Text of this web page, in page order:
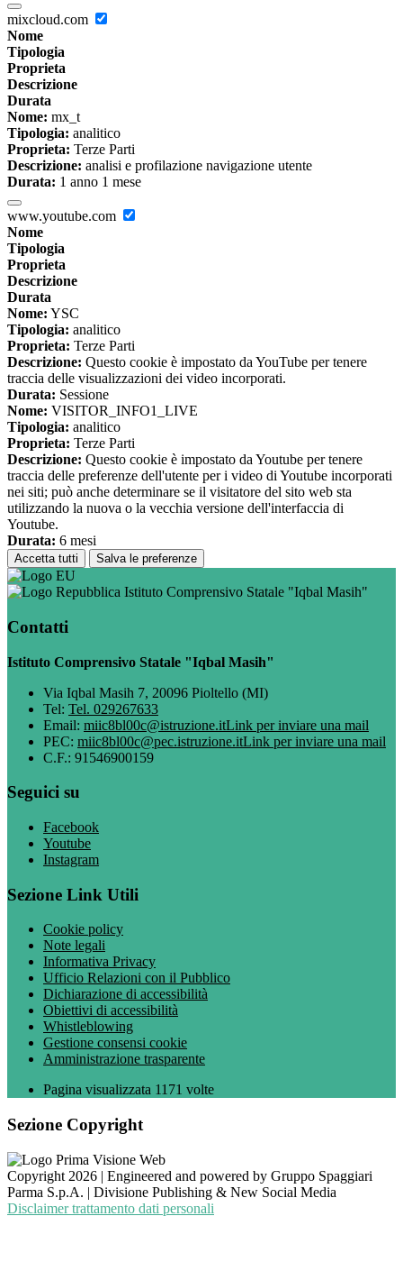
mixcloud.com
Nome
Tipologia
Proprieta
Descrizione
Durata
Nome: mx_t
Tipologia: analitico
Proprieta: Terze Parti
Descrizione: analisi e profilazione navigazione utente
Durata: 1 anno 1 mese
www.youtube.com
Nome
Tipologia
Proprieta
Descrizione
Durata
Nome: YSC
Tipologia: analitico
Proprieta: Terze Parti
Descrizione: Questo cookie è impostato da YouTube per tenere
traccia delle visualizzazioni dei video incorporati.
Durata: Sessione
Nome: VISITOR_INFO1_LIVE
Tipologia: analitico
Proprieta: Terze Parti
Descrizione: Questo cookie è impostato da Youtube per tenere
traccia delle preferenze dell'utente per i video di Youtube incorporati
nei siti; può anche determinare se il visitatore del sito web sta
utilizzando la nuova o la vecchia versione dell'interfaccia di
Youtube.
Durata: 6 mesi
Accetta tutti Salva le preferenze
Istituto Comprensivo Statale "Iqbal Masih"
Contatti
Istituto Comprensivo Statale "Iqbal Masih"
Via Iqbal Masih 7, 20096 Pioltello (MI)
Tel: Tel. 029267633
Email: miic8bl00c@istruzione.itLink per inviare una mail
PEC: miic8bl00c@pec.istruzione.itLink per inviare una mail
C.F.: 91546900159
Seguici su
Facebook
Youtube
Instagram
Sezione Link Utili
Cookie policy
Note legali
Informativa Privacy
Ufficio Relazioni con il Pubblico
Dichiarazione di accessibilità
Obiettivi di accessibilità
Whistleblowing
Gestione consensi cookie
Amministrazione trasparente
Pagina visualizzata 1171 volte
Sezione Copyright
Copyright 2026 | Engineered and powered by Gruppo Spaggiari
Parma S.p.A. | Divisione Publishing & New Social Media
Disclaimer trattamento dati personali